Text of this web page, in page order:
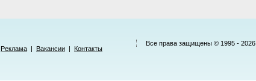
Реклама | Вакансии | Контакты
Все права защищены © 1995 - 2026